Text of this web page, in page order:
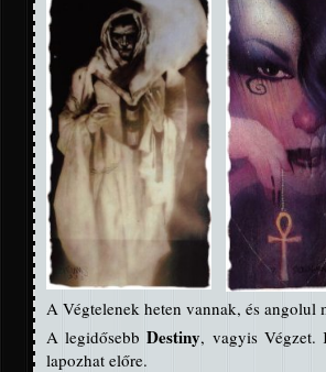
A Végtelenek heten vannak, és
A legidősebbDestiny, vagyis Végzet.
lapozhat előre.